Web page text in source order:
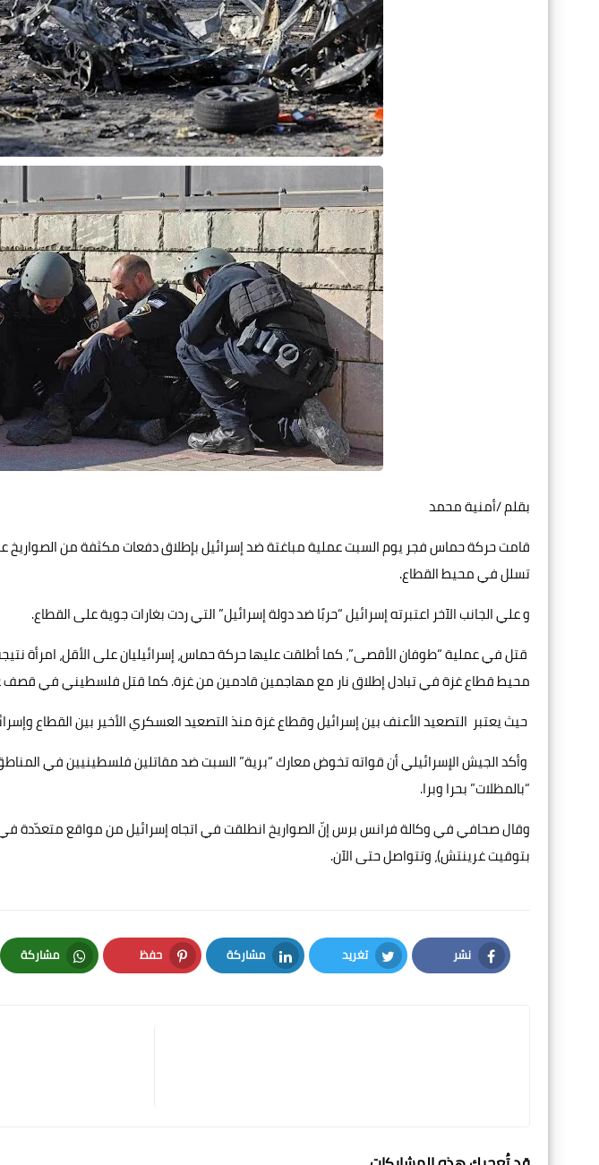
بقلم /أمنية محمد
قامت حركة حماس فجر يوم السبت عملية مباغتة ضد إسرائيل بإطلاق دفعات مكثفة من الصواريخ
تسلل في محيط القطاع.
و علي الجانب الآخر اعتبرته إسرائيل “حربًا ضد دولة إسرائيل” التي ردت بغارات جوية على القطاع.
قتل في عملية “طوفان الأقصى”، كما أطلقت عليها حركة حماس، إسرائيليان على الأقل،
محيط قطاع غزة في تبادل إطلاق نار مع مهاجمين قادمين من غزة. كما قتل فلسطيني في قصف
حيث يعتبر التصعيد الأعنف بين إسرائيل وقطاع غزة منذ التصعيد العسكري الأخير بين القطاع
وأكد الجيش الإسرائيلي أن قواته تخوض معارك “برية” السبت ضد مقاتلين فلسطينيين في
“بالمظلات” بحرا وبرا.
بتوقيت غرينتش)، وتتواصل حتى الآن.
نشر
Facebook
تغريد
Twitter
مشاركة
LinkedIn
حفظ
Pinterest
مشاركة
Whatsapp